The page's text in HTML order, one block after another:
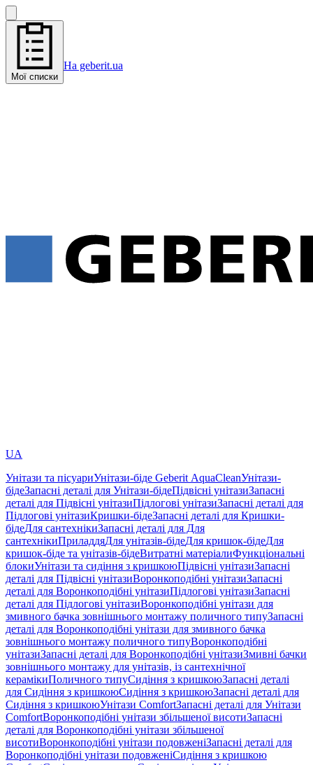
Мої списки
На geberit.ua
UA
Унітази та пісуариУнітази-біде Geberit AquaCleanУнітази-
бідеЗапасні деталі для Унітази-бідеПідвісні унітазиЗапасні
деталі для Підвісні унітазиПідлогові унітазиЗапасні деталі для
Підлогові унітазиКришки-бідеЗапасні деталі для Кришки-
бідеДля сантехнікиЗапасні деталі для Для
сантехнікиПриладдяДля унітазів-бідеДля кришок-бідеДля
кришок-біде та унітазів-бідеВитратні матеріалиФункціональні
блокиУнітази та сидіння з кришкоюПідвісні унітазиЗапасні
деталі для Підвісні унітазиВоронкоподібні унітазиЗапасні
деталі для Воронкоподібні унітазиПідлогові унітазиЗапасні
деталі для Підлогові унітазиВоронкоподібні унітази для
змивного бачка зовнішнього монтажу поличного типуЗапасні
деталі для Воронкоподібні унітази для змивного бачка
зовнішнього монтажу поличного типуВоронкоподібні
унітазиЗапасні деталі для Воронкоподібні унітазиЗмивні бачки
зовнішнього монтажу для унітазів, із сантехнічної
керамікиПоличного типуСидіння з кришкоюЗапасні деталі
для Сидіння з кришкоюСидіння з кришкоюЗапасні деталі для
Сидіння з кришкоюУнітази ComfortЗапасні деталі для Унітази
ComfortВоронкоподібні унітази збільшеної висотиЗапасні
деталі для Воронкоподібні унітази збільшеної
висотиВоронкоподібні унітази подовженіЗапасні деталі для
Воронкоподібні унітази подовженіСидіння з кришкою